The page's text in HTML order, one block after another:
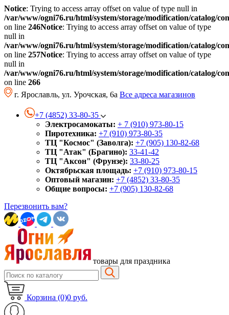
Notice: Trying to access array offset on value of type null in
/var/www/ogni76.ru/html/system/storage/modification/catalog/
on line 246Notice: Trying to access array offset on value of type
null in
/var/www/ogni76.ru/html/system/storage/modification/catalog/
on line 257Notice: Trying to access array offset on value of type
null in
/var/www/ogni76.ru/html/system/storage/modification/catalog/
on line 266
г. Ярославль, ул. Урочская, 6а Все адреса магазинов
+7 (4852) 33-80-35
Электросамокаты: + 7 (910) 973-80-15
Пиротехника: +7 (910) 973-80-35
ТЦ "Космос" (Заволга): +7 (905) 130-82-68
ТЦ "Атак" (Брагино): 33-41-42
ТЦ "Аксон" (Фрунзе): 33-80-25
Октябрьская площадь: +7 (910) 973-80-15
Оптовый магазин: +7 (4852) 33-80-35
Общие вопросы: +7 (905) 130-82-68
Перезвонить вам?
товары для праздника
Корзина (0)0 руб.